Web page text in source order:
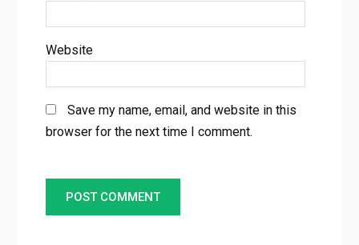
Website
Save my name, email, and website in this
browser for the next time I comment.